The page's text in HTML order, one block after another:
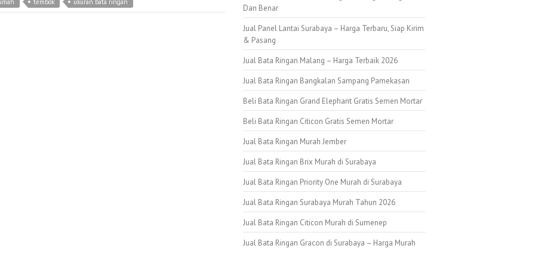
tembok ukuran bata ringan
Dan Benar
Jual Panel Lantai Surabaya – Harga Terbaru, Siap Kirim
& Pasang
Jual Bata Ringan Malang – Harga Terbaik 2026
Jual Bata Ringan Bangkalan Sampang Pamekasan
Beli Bata Ringan Grand Elephant Gratis Semen Mortar
Beli Bata Ringan Citicon Gratis Semen Mortar
Jual Bata Ringan Murah Jember
Jual Bata Ringan Brix Murah di Surabaya
Jual Bata Ringan Priority One Murah di Surabaya
Jual Bata Ringan Surabaya Murah Tahun 2026
Jual Bata Ringan Citicon Murah di Sumenep
Jual Bata Ringan Gracon di Surabaya – Harga Murah